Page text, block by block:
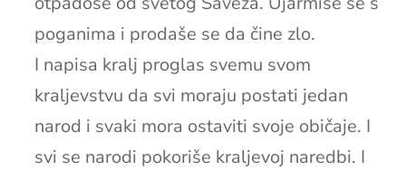
poganima i prodaše se da čine zlo.
I napisa kralj proglas svemu svom
kraljevstvu da svi moraju postati jedan
narod i svaki mora ostaviti svoje običaje. I
svi se narodi pokoriše kraljevoj naredbi. I